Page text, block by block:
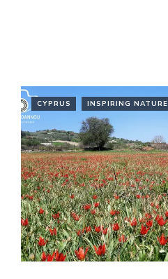
CYPRUS INSPIRING NATURE